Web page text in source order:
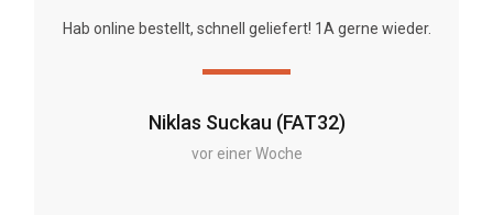
Niklas Suckau (FAT32)
vor einer Woche
Hab online bestellt, schnell geliefert! 1A gerne wieder.